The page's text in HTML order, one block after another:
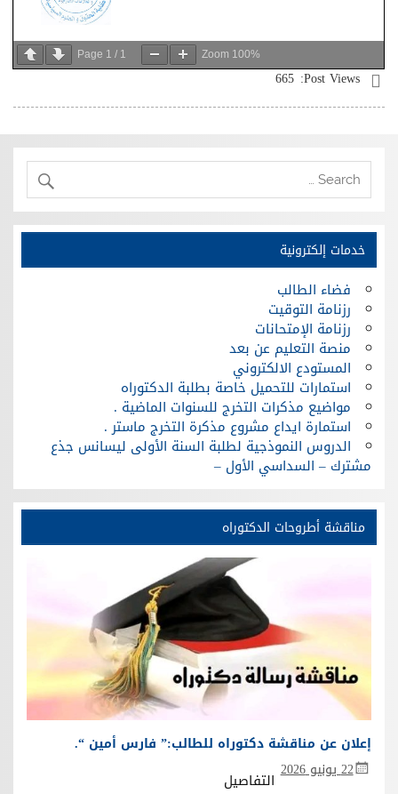
Page 1 / 1 Zoom 100%
Post Views:
665
خدمات إلكترونية
فضاء الطالب
رزنامة التوقيت
رزنامة الإمتحانات
منصة التعليم عن بعد
المستودع الالكتروني
استمارات للتحميل خاصة بطلبة الدكتوراه
مواضيع مذكرات التخرج للسنوات الماضية .
استمارة ايداع مشروع مذكرة التخرج ماستر .
الدروس النموذجية لطلبة السنة الأولى ليسانس جذع
مشترك – السداسي الأول –
مناقشة أطروحات الدكتوراه
إعلان عن مناقشة دكتوراه للطالب:” فارس أمين “.
22 يونيو 2026
التفاصيل